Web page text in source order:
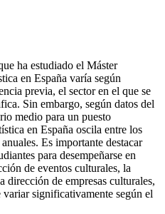
ha estudiado el Máster
en España varía según
previa, el sector en el que se
Sin embargo, según datos del
medio para un puesto
en España oscila entre los
Es importante destacar
para desempeñarse en
de eventos culturales, la
dirección de empresas culturales,
significativamente según el